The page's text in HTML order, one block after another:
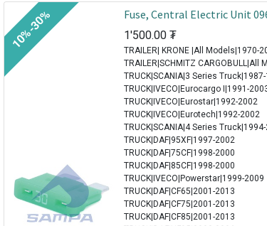
Fuse, Central Electric Unit
1'500.00 ₮
TRAILER| KRONE |All Models|1970-
TRAILER|SCHMITZ CARGOBULL|All
TRUCK|SCANIA|3 Series
TRUCK|IVECO|Eurocargo I|1991-
TRUCK|IVECO|Eurostar|1992-2002
TRUCK|IVECO|Eurotech|1992-2002
TRUCK|SCANIA|4 Series
TRUCK|DAF|95XF|1997-2002
TRUCK|DAF|75CF|1998-2000
TRUCK|DAF|85CF|1998-2000
TRUCK|IVECO|Powerstar|1999-2009
TRUCK|DAF|CF65|2001-2013
TRUCK|DAF|CF75|2001-2013
TRUCK|DAF|CF85|2001-2013
10%-30%